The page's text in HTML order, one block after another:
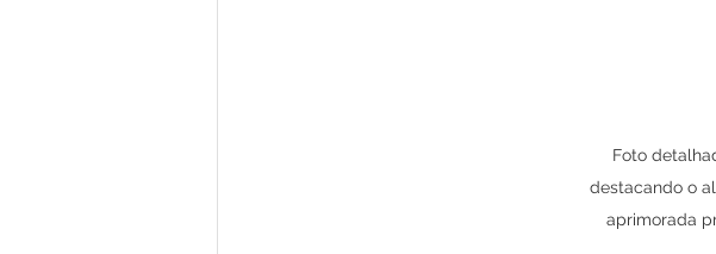
Foto
destacando o
aprimorada